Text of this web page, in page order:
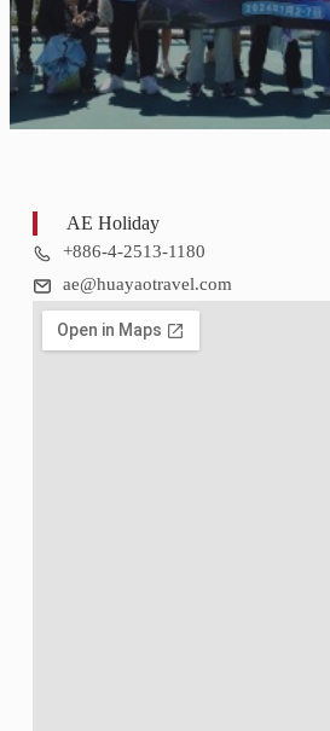
AE Holiday
+886-4-2513-1180
ae@huayaotravel.com